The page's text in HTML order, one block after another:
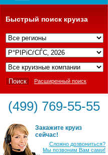
Быстрый поиск круиза
Расширенный поиск
(499) 769-55-55
Закажите круиз
сейчас!
Сложно дозвониться?
Мы позвоним Вам сами!